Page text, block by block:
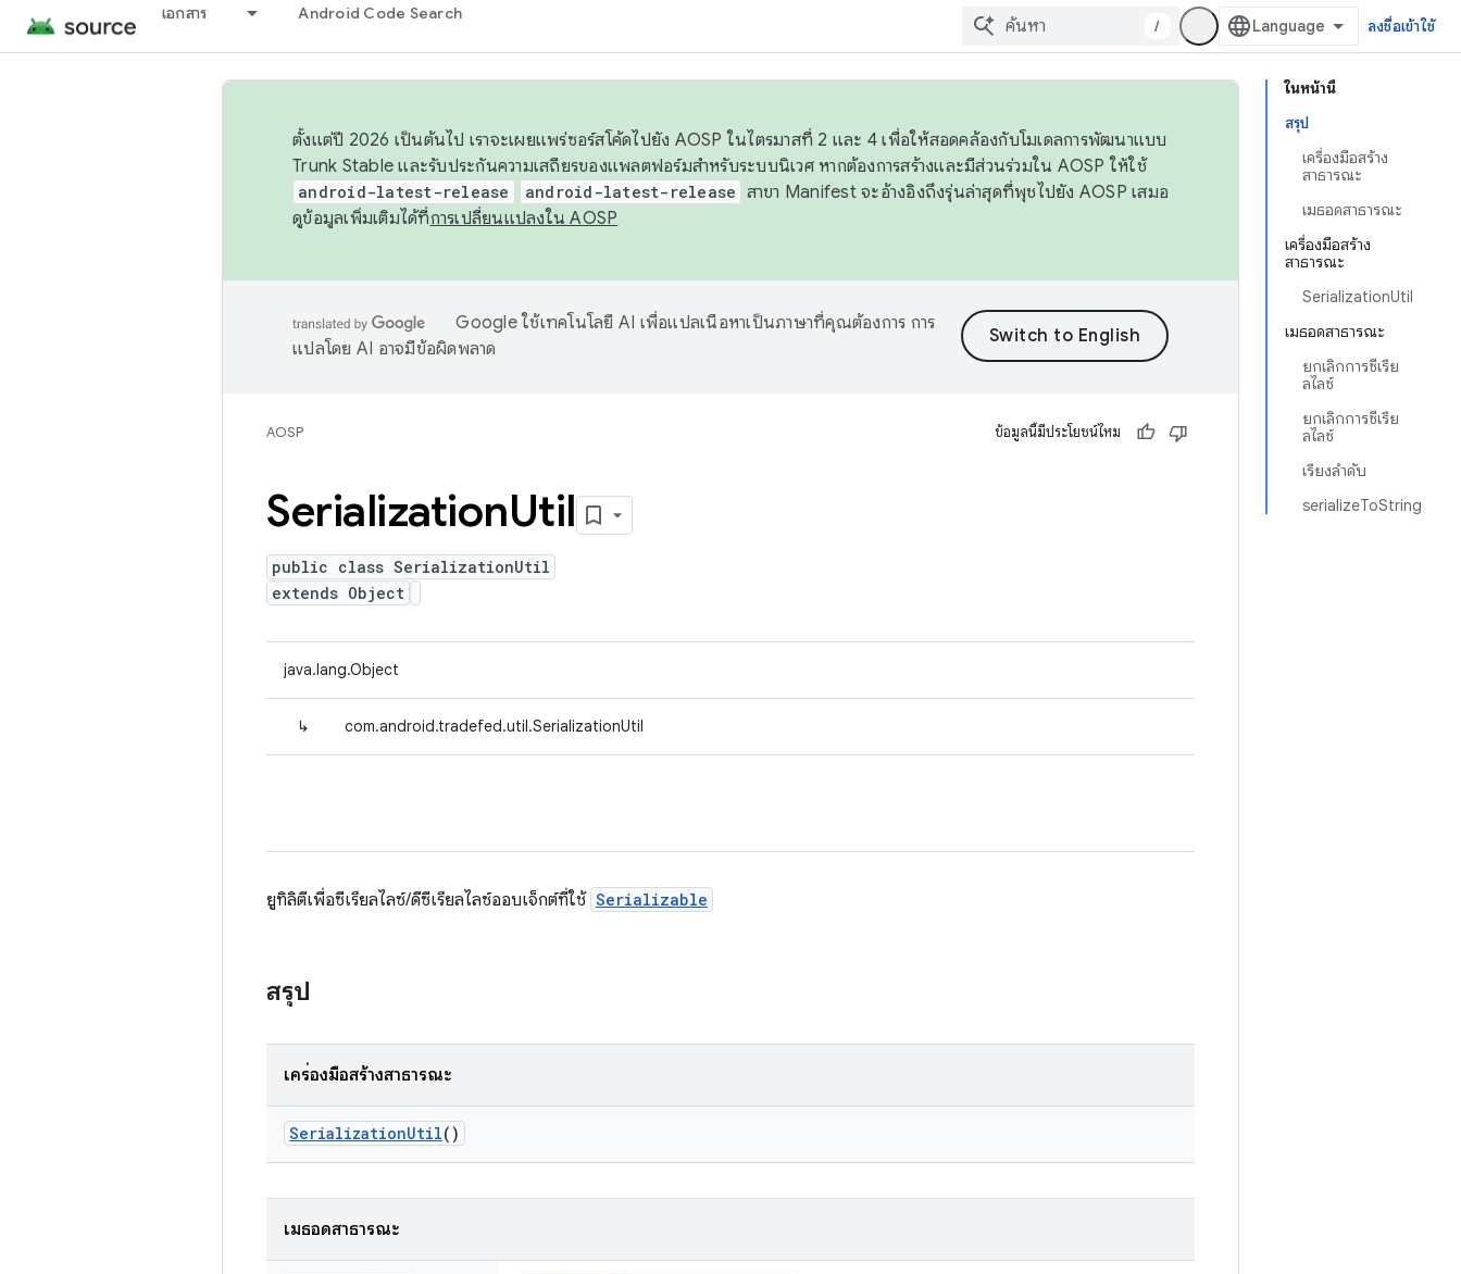
เอกสาร Android Code Search
/ ลงชื่อเข้าใช้
ในหน้านี้
สรุป
เครื่องมือสร้าง
สาธารณะ
เมธอดสาธารณะ
เครื่องมือสร้าง
สาธารณะ
SerializationUtil
เมธอดสาธารณะ
ยกเลิกการซีเรีย
ลไลซ์
ยกเลิกการซีเรีย
ลไลซ์
เรียงลำดับ
serializeToString
ตั้งแต่ปี 2026 เป็นต้นไป เราจะเผยแพร่ซอร์สโค้ดไปยัง AOSP ในไตรมาสที่ 2 และ 4 เพื่อให้สอดคล้องกับโมเดลการพัฒนาแบบ
Trunk Stable และรับประกันความเสถียรของแพลตฟอร์มสำหรับระบบนิเวศ หากต้องการสร้างและมีส่วนร่วมใน AOSP ให้ใช้
android-latest-release android-latest-release สาขา Manifest จะอ้างอิงถึงรุ่นล่าสุดที่พุชไปยัง AOSP เสมอ
ดูข้อมูลเพิ่มเติมได้ที่การเปลี่ยนแปลงใน AOSP
Google ใช้เทคโนโลยี AI เพื่อแปลเนื้อหาเป็นภาษาที่คุณต้องการ การ
แปลโดย AI อาจมีข้อผิดพลาด
AOSP ข้อมูลนี้มีประโยชน์ไหม
SerializationUtil
public class SerializationUtil
extends Object
java.lang.Object
↳ com.android.tradefed.util.SerializationUtil
ยูทิลิตีเพื่อซีเรียลไลซ์/ดีซีเรียลไลซ์ออบเจ็กต์ที่ใช้ Serializable
สรุป
เครื่องมือสร้างสาธารณะ
SerializationUtil()
เมธอดสาธารณะ